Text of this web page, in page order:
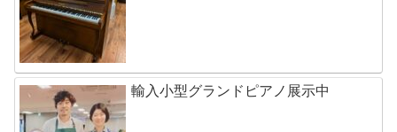
輸入小型グランドピアノ展示中